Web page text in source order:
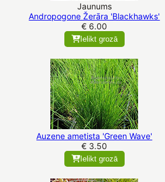
Jaunums
Andropogone Žerāra 'Blackhawks'
€ 6.00
Ielikt grozā
Auzene ametista 'Green Wave'
€ 3.50
Ielikt grozā